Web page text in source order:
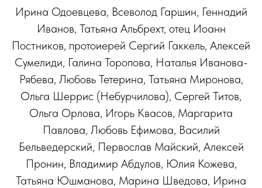
Ирина Одоевцева, Всеволод Гаршин, Геннадий
Иванов, Татьяна Альбрехт, отец Иоанн
Постников, протоиерей Сергий Гаккель, Алексей
Сумелиди, Галина Торопова, Наталья Иванова-
Рябева, Любовь Тетерина, Татьяна Миронова,
Ольга Шеррис (Небурчилова), Сергей Титов,
Ольга Орлова, Игорь Квасов, Маргарита
Павлова, Любовь Ефимова, Василий
Бельведерский, Первослав Майский, Алексей
Пронин, Владимир Абдулов, Юлия Кожева,
Татьяна Юшманова, Марина Шведова, Ирина